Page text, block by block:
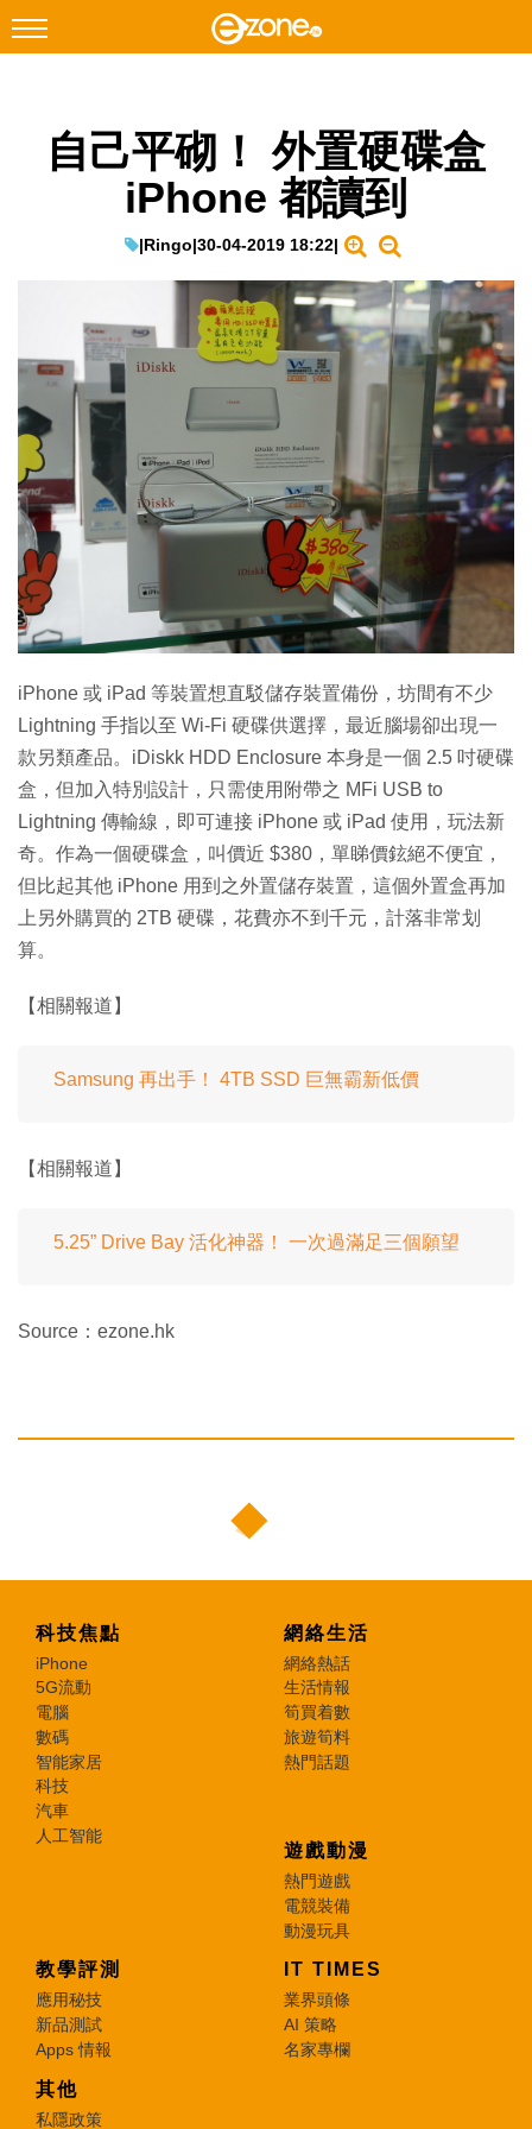
Facebook Instagram
教學評測
EduTech
IT Times
生成式AI與雲端應用
Enterprise Digital Transformation
特集
自己平砌！ 外置硬碟盒
iPhone 都讀到
|Ringo|30-04-2019 18:22|
iPhone 或 iPad 等裝置想直駁儲存裝置備份，坊間有不少
Lightning 手指以至 Wi-Fi 硬碟供選擇，最近腦場卻出現一
款另類產品。iDiskk HDD Enclosure 本身是一個 2.5 吋硬碟
盒，但加入特別設計，只需使用附帶之 MFi USB to
Lightning 傳輸線，即可連接 iPhone 或 iPad 使用，玩法新
奇。作為一個硬碟盒，叫價近 $380，單睇價鉉絕不便宜，
但比起其他 iPhone 用到之外置儲存裝置，這個外置盒再加
上另外購買的 2TB 硬碟，花費亦不到千元，計落非常划
算。
【相關報道】
Samsung 再出手！ 4TB SSD 巨無霸新低價
【相關報道】
5.25” Drive Bay 活化神器！ 一次過滿足三個願望
Source：ezone.hk
科技焦點
iPhone
5G流動
電腦
數碼
智能家居
科技
汽車
人工智能
網絡生活
網絡熱話
生活情報
筍買着數
旅遊筍料
熱門話題
遊戲動漫
熱門遊戲
電競裝備
動漫玩具
教學評測
應用秘技
新品測試
Apps 情報
IT TIMES
業界頭條
AI 策略
名家專欄
其他
私隱政策